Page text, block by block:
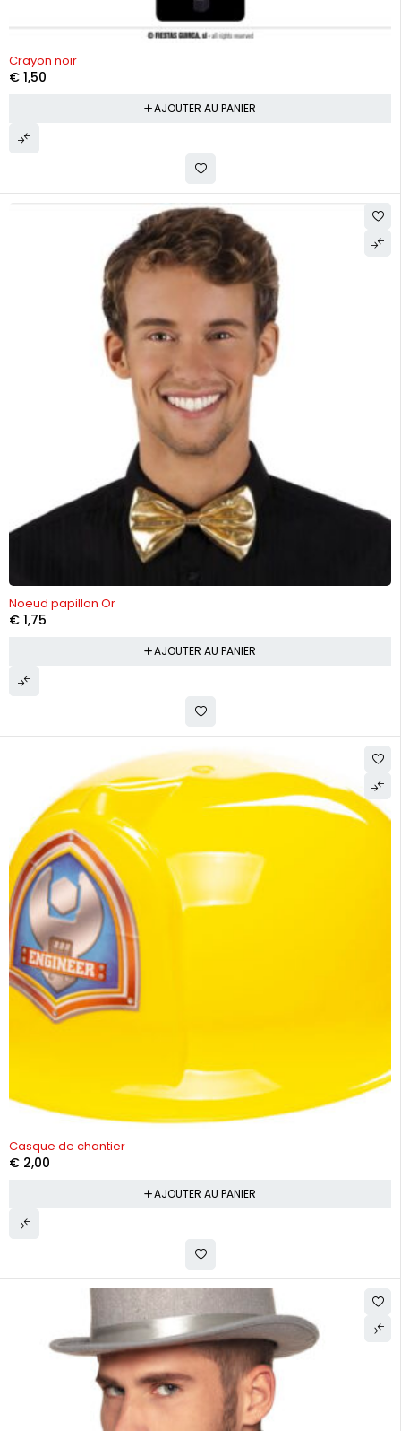
Crayon noir
€ 1,50
AJOUTER AU PANIER
Noeud papillon Or
€ 1,75
AJOUTER AU PANIER
Casque de chantier
€ 2,00
AJOUTER AU PANIER